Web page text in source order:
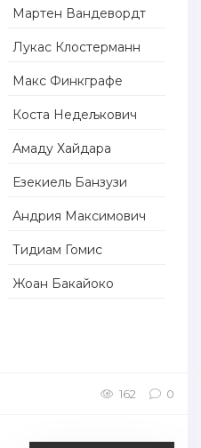
Мартен Вандевордт
Лукас Клостерманн
Макс Финкграфе
Коста Недељкович
Амаду Хайдара
Езекиель Банзузи
Андрия Максимович
Тидиам Гомис
Жоан Бакайоко
162 0